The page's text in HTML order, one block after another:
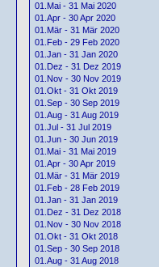
01.Mai - 31 Mai 2020
01.Apr - 30 Apr 2020
01.Mär - 31 Mär 2020
01.Feb - 29 Feb 2020
01.Jan - 31 Jan 2020
01.Dez - 31 Dez 2019
01.Nov - 30 Nov 2019
01.Okt - 31 Okt 2019
01.Sep - 30 Sep 2019
01.Aug - 31 Aug 2019
01.Jul - 31 Jul 2019
01.Jun - 30 Jun 2019
01.Mai - 31 Mai 2019
01.Apr - 30 Apr 2019
01.Mär - 31 Mär 2019
01.Feb - 28 Feb 2019
01.Jan - 31 Jan 2019
01.Dez - 31 Dez 2018
01.Nov - 30 Nov 2018
01.Okt - 31 Okt 2018
01.Sep - 30 Sep 2018
01.Aug - 31 Aug 2018